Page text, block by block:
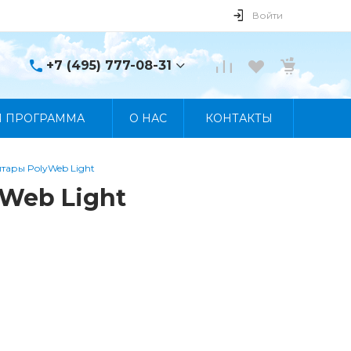
Войти
+7 (495) 777-08-31
+7 (495) 777-08-31
Выходной
ПРОГРАММА О НАС КОНТАКТЫ
PolyWeb Light
Light